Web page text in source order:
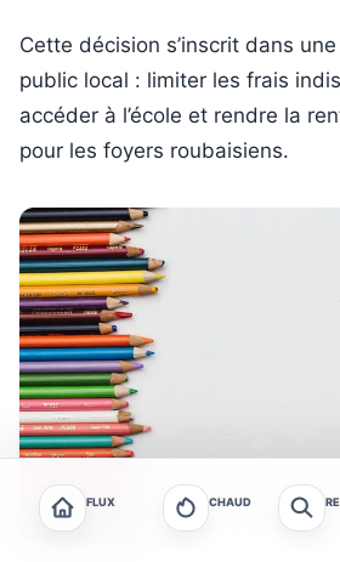
Cette décision s’inscrit dans
public local : limiter les frais
accéder à l’école et rendre la
pour les foyers roubaisiens.
FLUX CHAUD